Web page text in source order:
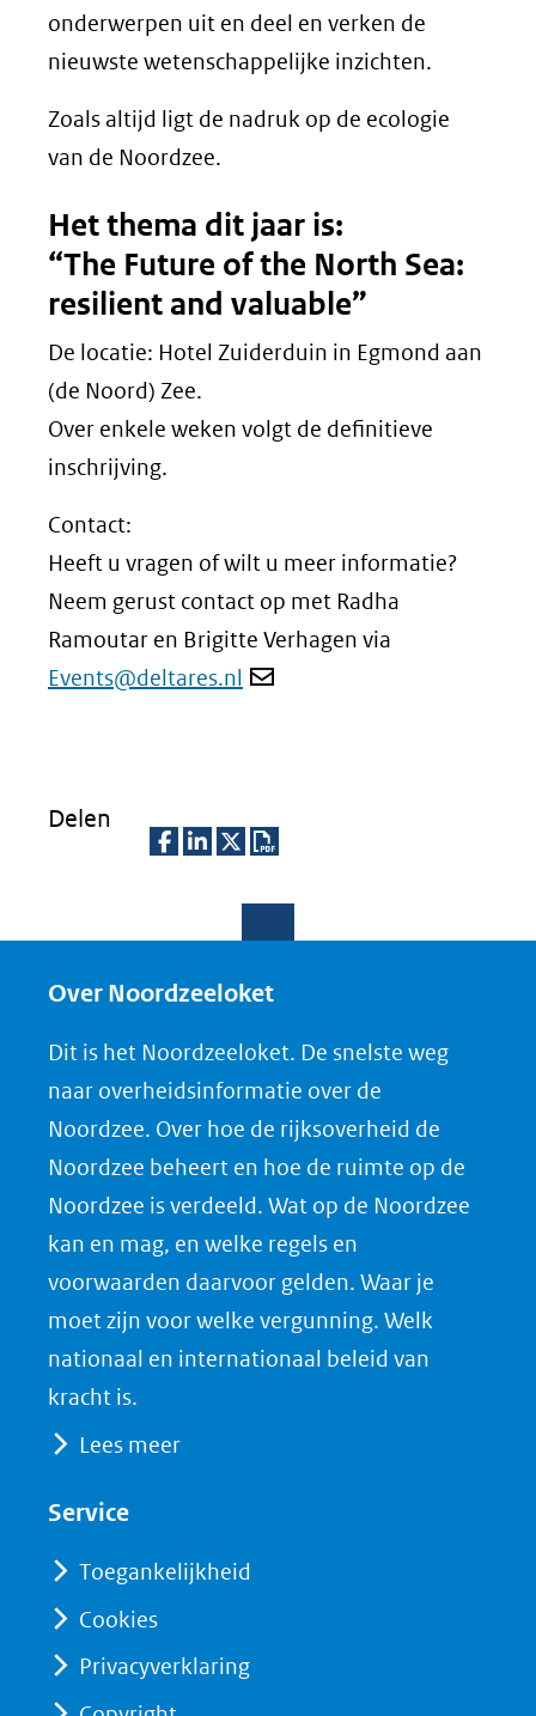
onderwerpen uit en deel en verken de
nieuwste wetenschappelijke inzichten.
Zoals altijd ligt de nadruk op de ecologie
van de Noordzee.
Het thema dit jaar is:
“The Future of the North Sea:
resilient and valuable”
De locatie: Hotel Zuiderduin in Egmond aan
(de Noord) Zee.
Over enkele weken volgt de definitieve
inschrijving.
Contact:
Heeft u vragen of wilt u meer informatie?
Neem gerust contact op met Radha
Ramoutar en Brigitte Verhagen via
Events@deltares.nl
Delen
e
o
p
F
a
c
e
b
o
o
in
(verwijst
een
andere
website)
e
o
p
L
i
n
k
e
d
I
(verwijst
andere
e
o
p
X
(opent
in
nieuw
venster)
(verwijst
naar
n
o
a
d
P
D
F
Over Noordzeeloket
Dit is het Noordzeeloket. De snelste weg
naar overheidsinformatie over de
Noordzee. Over hoe de rijksoverheid de
Noordzee beheert en hoe de ruimte op de
Noordzee is verdeeld. Wat op de Noordzee
kan en mag, en welke regels en
voorwaarden daarvoor gelden. Waar je
moet zijn voor welke vergunning. Welk
nationaal en internationaal beleid van
kracht is.
Lees meer
Service
Toegankelijkheid
Cookies
Privacyverklaring